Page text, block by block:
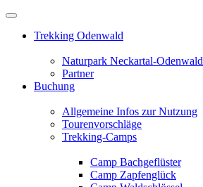
Trekking Odenwald
Naturpark Neckartal-Odenwald
Partner
Buchung
Allgemeine Infos zur Nutzung
Tourenvorschläge
Trekking-Camps
Camp Bachgeflüster
Camp Zapfenglück